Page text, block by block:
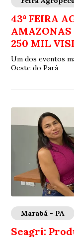
43ª FEIRA
AMAZONAS
250 MIL
Um dos eventos
Oeste do Pará
Marabá - PA
Seagri: